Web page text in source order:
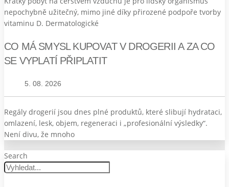
nepochybně užitečný, mimo jiné díky přirozené podpoře tvorby
vitaminu D. Dermatologické
CO MÁ SMYSL KUPOVAT V DROGERII A ZA CO
SE VYPLATÍ PŘIPLATIT
5. 08. 2026
Regály drogerií jsou dnes plné produktů, které slibují hydrataci,
omlazení, lesk, objem, regeneraci i „profesionální výsledky“.
Není divu, že mnoho
Search